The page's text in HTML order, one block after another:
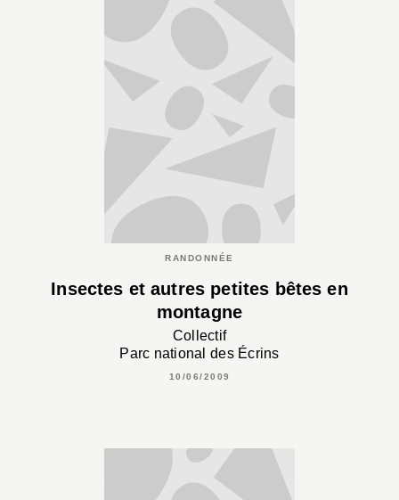
RANDONNÉE
Insectes et autres petites bêtes en
montagne
Collectif
Parc national des Écrins
10/06/2009